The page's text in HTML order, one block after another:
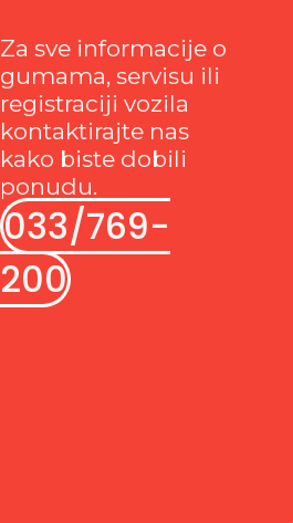
Za sve informacije o
gumama, servisu ili
registraciji vozila
kontaktirajte nas
kako biste dobili
ponudu.
033/769-
200